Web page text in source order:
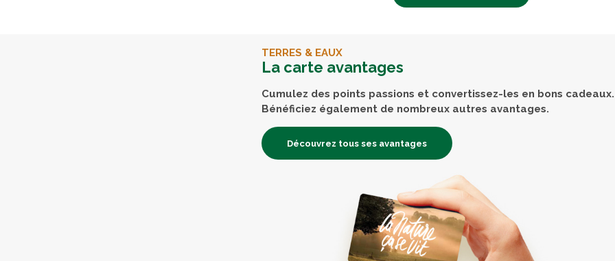
TERRES & EAUX
La carte avantages
Cumulez des points passions et convertissez-les en bons cadeaux.
Bénéficiez également de nombreux autres avantages.
Découvrez tous ses avantages